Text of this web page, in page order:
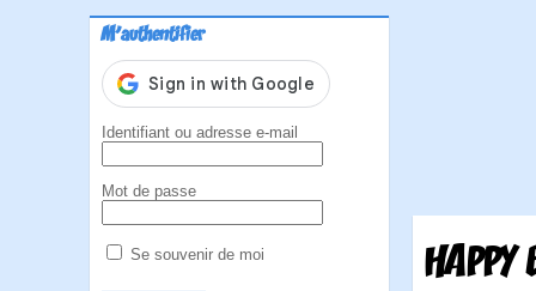
M'authentifier
Identifiant ou adresse e-mail
Mot de passe
Se souvenir de moi HAPPY